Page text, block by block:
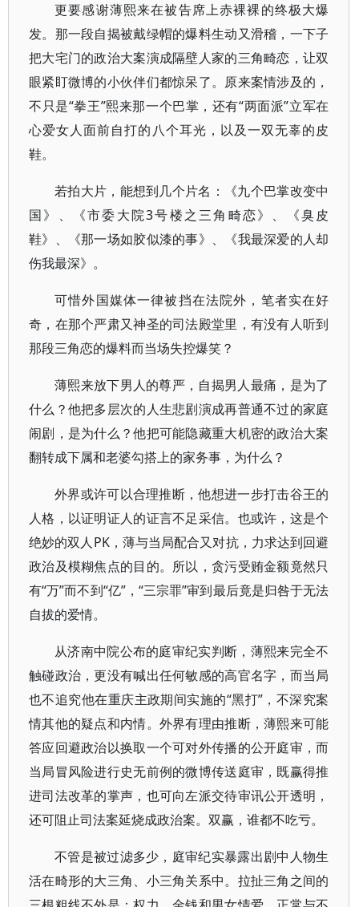
更要感谢薄熙来在被告席上赤裸裸的终极大爆
发。那一段自揭被戴绿帽的爆料生动又滑稽，一下子
把大宅门的政治大案演成隔壁人家的三角畸恋，让双
眼紧盯微博的小伙伴们都惊呆了。原来案情涉及的，
不只是“拳王”熙来那一个巴掌，还有“两面派”立军在
心爱女人面前自打的八个耳光，以及一双无辜的皮
鞋。
若拍大片，能想到几个片名：《九个巴掌改变中
国》、《市委大院3号楼之三角畸恋》、《臭皮
鞋》、《那一场如胶似漆的事》、《我最深爱的人却
伤我最深》。
可惜外国媒体一律被挡在法院外，笔者实在好
奇，在那个严肃又神圣的司法殿堂里，有没有人听到
那段三角恋的爆料而当场失控爆笑？
薄熙来放下男人的尊严，自揭男人最痛，是为了
什么？他把多层次的人生悲剧演成再普通不过的家庭
闹剧，是为什么？他把可能隐藏重大机密的政治大案
翻转成下属和老婆勾搭上的家务事，为什么？
外界或许可以合理推断，他想进一步打击谷王的
人格，以证明证人的证言不足采信。也或许，这是个
绝妙的双人PK，薄与当局配合又对抗，力求达到回避
政治及模糊焦点的目的。所以，贪污受贿金额竟然只
有“万”而不到“亿”，“三宗罪”审到最后竟是归咎于无法
自拔的爱情。
从济南中院公布的庭审纪实判断，薄熙来完全不
触碰政治，更没有喊出任何敏感的高官名字，而当局
也不追究他在重庆主政期间实施的“黑打”，不深究案
情其他的疑点和内情。外界有理由推断，薄熙来可能
答应回避政治以换取一个可对外传播的公开庭审，而
当局冒风险进行史无前例的微博传送庭审，既赢得推
进司法改革的掌声，也可向左派交待审讯公开透明，
还可阻止司法案延烧成政治案。双赢，谁都不吃亏。
不管是被过滤多少，庭审纪实暴露出剧中人物生
活在畸形的大三角、小三角关系中。拉扯三角之间的